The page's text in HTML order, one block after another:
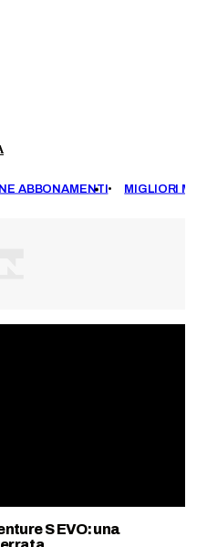
ABBONAMENTI MIGLIORI
S EVO: una